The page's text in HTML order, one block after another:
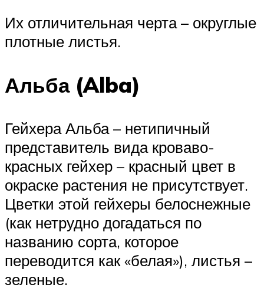
Их отличительная черта – округлые
плотные листья.
Альба (Alba)
Гейхера Альба – нетипичный
представитель вида кроваво-
красных гейхер – красный цвет в
окраске растения не присутствует.
Цветки этой гейхеры белоснежные
(как нетрудно догадаться по
названию сорта, которое
переводится как «белая»), листья –
зеленые.